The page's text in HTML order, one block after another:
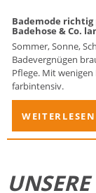
Bademode richtig
Badehose & Co.
Sommer, Sonne,
Badevergnügen
Pflege. Mit
farbintensiv.
WEITERLESEN
UNSERE